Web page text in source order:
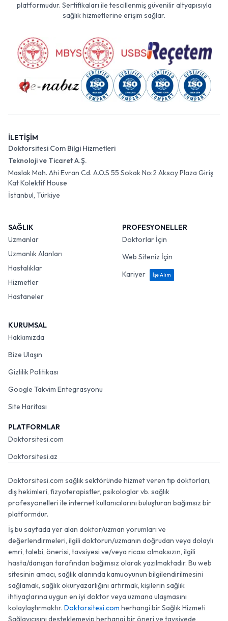
platformudur. Sertifikaları ile tescillenmiş güvenilir altyapısıyla
sağlık hizmetlerine erişim sağlar.
İLETİŞİM
Doktorsitesi Com Bilgi Hizmetleri
Teknoloji ve Ticaret A.Ş.
Maslak Mah. Ahi Evran Cd. A.O.S 55 Sokak No:2 Aksoy Plaza Giriş
Kat Kolektif House
İstanbul, Türkiye
SAĞLIK
Uzmanlar
Uzmanlık Alanları
Hastalıklar
Hizmetler
Hastaneler
PROFESYONELLER
Doktorlar İçin
Web Siteniz İçin
Kariyer
İşe Alım
KURUMSAL
Hakkımızda
Bize Ulaşın
Gizlilik Politikası
Google Takvim Entegrasyonu
Site Haritası
PLATFORMLAR
Doktorsitesi.com
Doktorsitesi.az
Doktorsitesi.com sağlık sektöründe hizmet veren tıp doktorları,
diş hekimleri, fizyoterapistler, psikologlar vb. sağlık
profesyonelleri ile internet kullanıcılarını buluşturan bağımsız bir
platformdur.
İş bu sayfada yer alan doktor/uzman yorumları ve
değerlendirmeleri, ilgili doktorun/uzmanın doğrudan veya dolaylı
emri, talebi, önerisi, tavsiyesi ve/veya ricası olmaksızın, ilgili
hasta/danışan tarafından bağımsız olarak yazılmaktadır. Bu web
sitesinin amacı, sağlık alanında kamuoyunun bilgilendirilmesini
sağlamak, sağlık okuryazarlığını artırmak, kişilerin sağlık
ihtiyaçlarına uygun en iyi doktor veya uzmana ulaşmasını
kolaylaştırmaktır. Doktorsitesi.com herhangi bir Sağlık Hizmeti
Sağlayıcısını desteklemeyip herhangi bir öneri ve tavsiyede